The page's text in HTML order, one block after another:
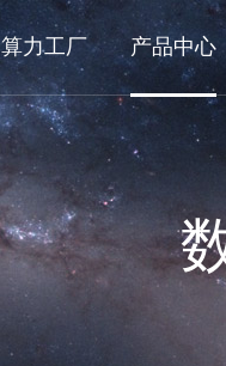
算力工厂 产品中心